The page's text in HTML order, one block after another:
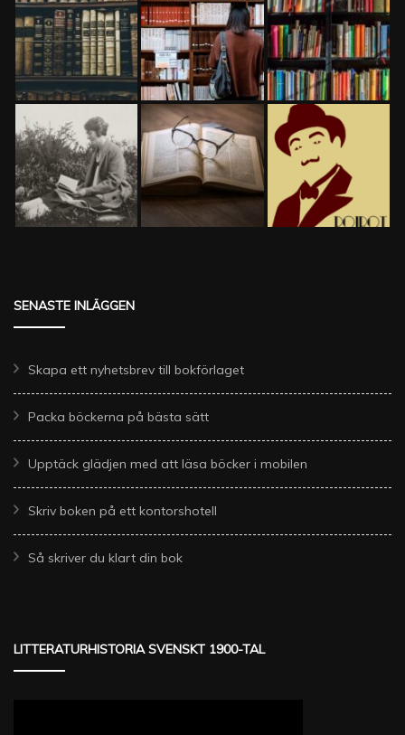
SENASTE INLÄGGEN
Skapa ett nyhetsbrev till bokförlaget
Packa böckerna på bästa sätt
Upptäck glädjen med att läsa böcker i mobilen
Skriv boken på ett kontorshotell
Så skriver du klart din bok
LITTERATURHISTORIA SVENSKT 1900-TAL